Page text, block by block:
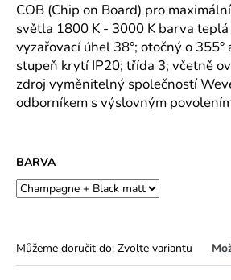
COB (Chip on Board) pro
světla 1800 K - 3000 K barva
vyzařovací úhel 38°; otočný o 355°
stupeň krytí IP20; třída 3; včetně
zdroj vyměnitelný společností
odborníkem s výslovným
BARVA
Můžeme doručit do: Zvolte variantu
HLEDAT
D
o
r
u
č
e
m